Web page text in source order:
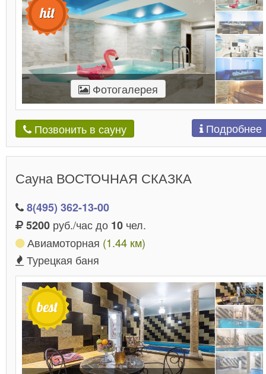
Фотогалерея
Позвонить в сауну Подробнее
Сауна ВОСТОЧНАЯ СКАЗКА
8(495) 362-13-00
5200 руб./час до 10 чел.
Авиамоторная (1.44 км)
Турецкая баня